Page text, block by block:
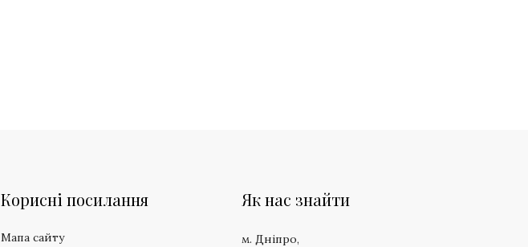
Корисні посилання
Мапа сайту
Як нас знайти
м. Дніпро,